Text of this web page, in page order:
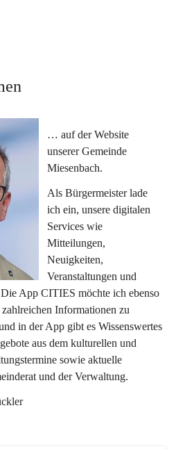
… auf der Website
unserer Gemeinde
Miesenbach.
Als Bürgermeister lade
ich ein, unsere digitalen
Services wie
Mitteilungen,
Neuigkeiten,
Veranstaltungen und
App CITIES möchte ich ebenso
Informationen zu
in der App gibt es Wissenswertes
aus dem kulturellen und
sowie aktuelle
und der Verwaltung.